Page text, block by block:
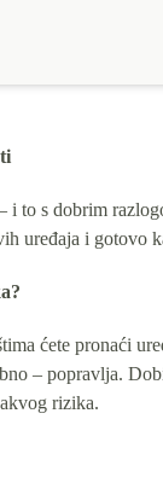
to s dobrim
uređaja i gotovo
ćete pronaći
– popravlja.
rizika.